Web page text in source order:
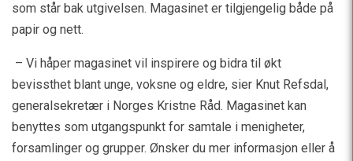
som står bak utgivelsen. Magasinet er tilgjengelig både på
papir og nett.
– Vi håper magasinet vil inspirere og bidra til økt
bevissthet blant unge, voksne og eldre, sier Knut Refsdal,
generalsekretær i Norges Kristne Råd. Magasinet kan
benyttes som utgangspunkt for samtale i menigheter,
forsamlinger og grupper. Ønsker du mer informasjon eller å